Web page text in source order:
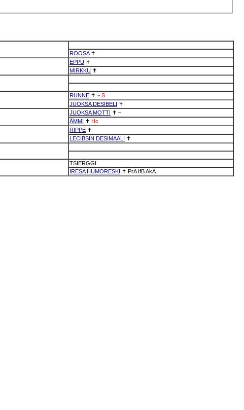
ROOSA✝
EPPU ✝
MIRKKU ✝
RUNNE ✝ ~ S
JUOKSA DESIBELI ✝
JUOKSA MOTTI ✝ ~
ÄMMI ✝ Hc
RIPPE ✝
LECIBSIN DESIMAALI ✝
TSIERGGI
IRESA HUMORESKI ✝ PrA IfBAkA